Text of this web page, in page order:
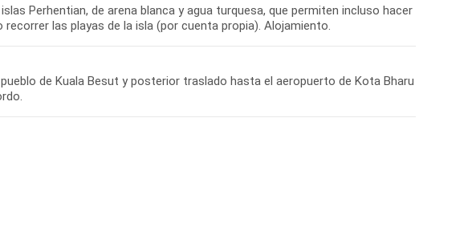
Perhentian, de arena blanca y agua turquesa, que permiten incluso hacer
las playas de la isla (por cuenta propia). Alojamiento.
de Kuala Besut y posterior traslado hasta el aeropuerto de Kota Bharu